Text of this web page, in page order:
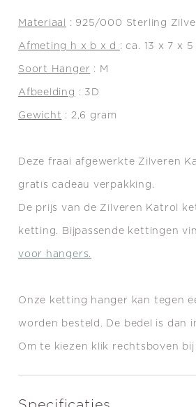
Materiaal : 925/000 Sterling
Afmeting h x b x d : ca. 13 x 7 x 5
Soort Hanger : M
Afbeelding : 3D
Gewicht : 2,6 gram
Deze fraai afgewerkte Zilveren
gratis cadeau verpakking.
De prijs van de Zilveren Katrol
ketting. Bijpassende kettingen
voor hangers.
Onze ketting hanger kan tegen
worden besteld. De bedel is dan
Om te kiezen klik rechtsboven